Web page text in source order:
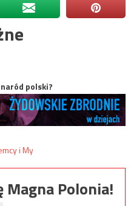
polski?
Magna Polonia!